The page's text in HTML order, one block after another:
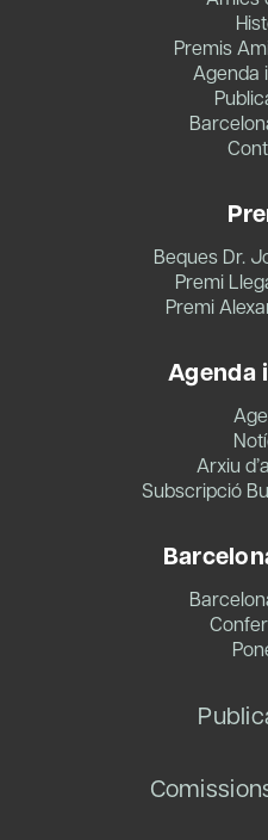
Premis
Agenda
Beques Dr.
Premi
Premi
Agenda
Arxiu
Subscripció